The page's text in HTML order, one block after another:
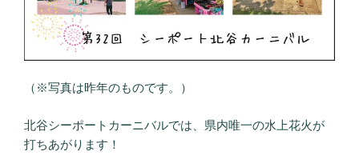
（※写真は昨年のものです。）
北谷シーポートカーニバルでは、県内唯一の水上花火が
打ちあがります！